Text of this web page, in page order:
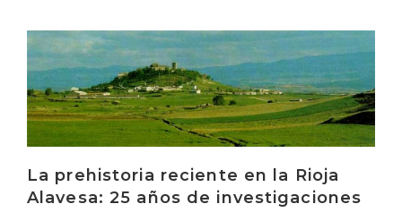
La prehistoria reciente en la Rioja
Alavesa: 25 años de investigaciones